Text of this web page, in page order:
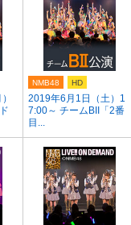
2019年6月1日（土）1
7:00～ チームBII「2番
目...
NMB48 HD